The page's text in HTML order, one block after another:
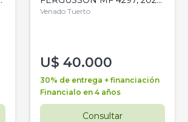
4WD, PATON
Venado Tuerto
U$ 40.000
30% de entrega + financiación
Financialo en 4 años
Consultar